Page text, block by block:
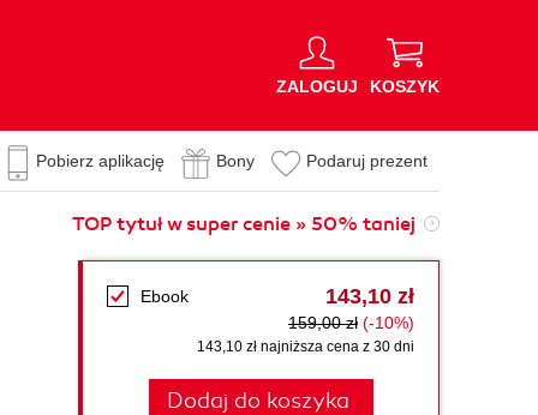
ZALOGUJ KOSZYK
Pobierz aplikację Bony Podaruj prezent
TOP tytuł w super cenie » 50% taniej
Ebook 143,10 zł
159,00 zł (-10%)
143,10 zł najniższa cena z 30 dni
Dodaj do koszyka